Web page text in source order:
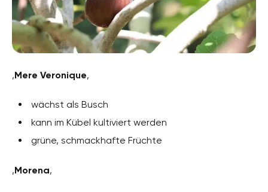
‚Mere Veronique‚
wächst als Busch
kann im Kübel kultiviert werden
grüne, schmackhafte Früchte
‚Morena‚